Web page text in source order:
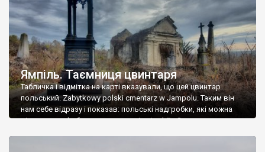
Ямпіль. Таємниця цвинтаря
Табличка і відмітка на карті вказували, що цей цвинтар
польський. Zabytkowy polski cmentarz w Jampolu. Таким він
нам себе відразу і показав: польські надгробки, які можна
віднести до фабричних, польські епітафії… Загалом цвинтар